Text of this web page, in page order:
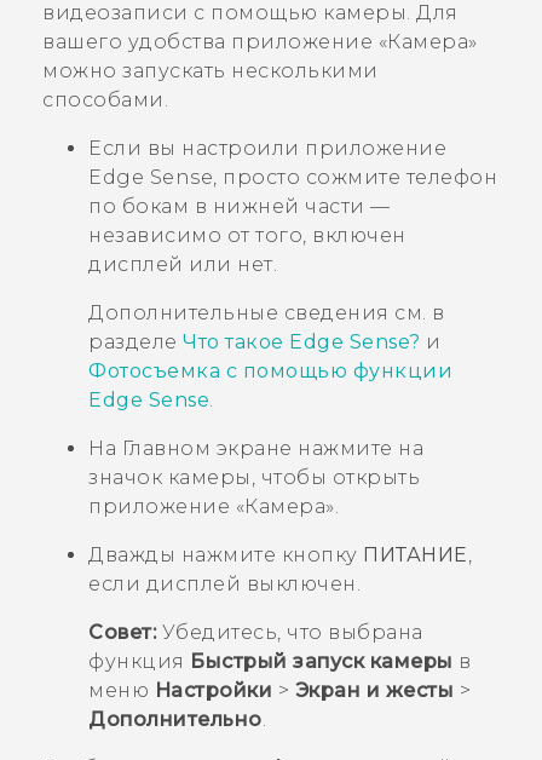
ПОДДЕРЖКА
видеозаписи с помощью камеры. Для
вашего удобства приложение «Камера»
можно запускать несколькими
способами.
Если вы настроили приложение
Edge Sense, просто сожмите телефон
по бокам в нижней части —
независимо от того, включен
дисплей или нет.
Дополнительные сведения см. в
разделе Что такое Edge Sense? и
Фотосъемка с помощью функции
Edge Sense.
На Главном экране нажмите на
значок камеры, чтобы открыть
приложение «Камера».
Дважды нажмите кнопку ПИТАНИЕ,
если дисплей выключен.
Совет:Убедитесь, что выбрана
функция Быстрый запуск камеры в
меню Настройки > Экран и жесты >
Дополнительно.